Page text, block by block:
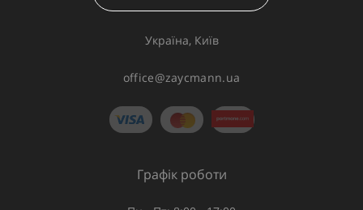
Україна, Київ
office@zaycmann.ua
Графік роботи